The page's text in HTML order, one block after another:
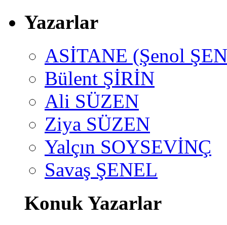
Yazarlar
ASİTANE (Şenol
Bülent ŞİRİN
Ali SÜZEN
Ziya SÜZEN
Yalçın SOYSEVİNÇ
Savaş ŞENEL
Konuk Yazarlar